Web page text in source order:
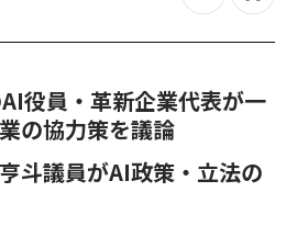
o
o
u
o
n
役員・革新企業代表が一
の協力策を議論
斗議員がAI政策・立法の